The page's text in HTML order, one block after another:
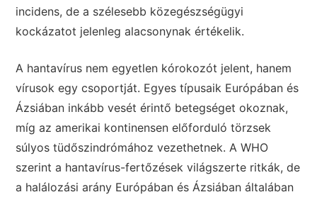
incidens, de a szélesebb közegészségügyi
kockázatot jelenleg alacsonynak értékelik.
A hantavírus nem egyetlen kórokozót jelent, hanem
vírusok egy csoportját. Egyes típusaik Európában és
Ázsiában inkább vesét érintő betegséget okoznak,
míg az amerikai kontinensen előforduló törzsek
súlyos tüdőszindrómához vezethetnek. A WHO
szerint a hantavírus-fertőzések világszerte ritkák, de
a halálozási arány Európában és Ázsiában általában